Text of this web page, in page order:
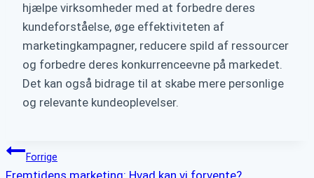
hjælpe virksomheder med at forbedre deres
kundeforståelse, øge effektiviteten af ​​
marketingkampagner, reducere spild af ressourcer
og forbedre deres konkurrenceevne på markedet.
Det kan også bidrage til at skabe mere personlige
og relevante kundeoplevelser.
Indlægsnavigation
Forrige